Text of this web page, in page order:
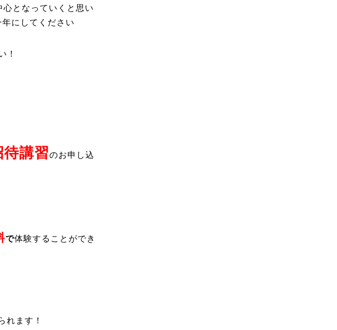
となっていくと思い
にしてください
！
講習のお申し込
で体験することができ
れます！